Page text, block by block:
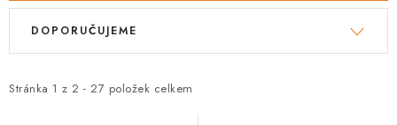
V
i
Stránka 1 z 2 - 27 položek celkem
Ř
e
DOPORUČUJEME